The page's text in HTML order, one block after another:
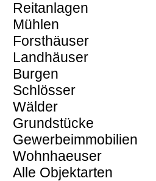
Reitanlagen
Mühlen
Forsthäuser
Landhäuser
Burgen
Schlösser
Wälder
Grundstücke
Gewerbeimmobilien
Wohnhaeuser
Alle Objektarten